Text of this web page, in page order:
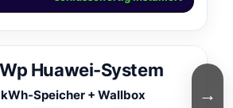
→
Huawei-System
Speicher + Wallbox